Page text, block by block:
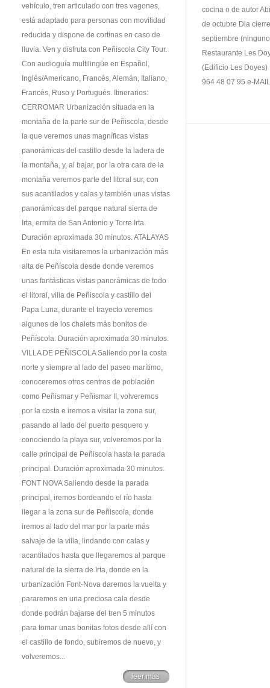
vehículo, tren articulado con tres vagones,
está adaptado para personas con movilidad
reducida y dispone de cortinas en caso de
lluvia. Ven y disfruta con Peñiscola City Tour.
Con audioguía multilingüe en Español,
Inglés/Americano, Francés, Alemán, Italiano,
Francés, Ruso y Portugués. Itinerarios:
CERROMAR Urbanización situada en la
montaña de la parte sur de Peñiscola, desde
la que veremos unas magníficas vistas
panorámicas del castillo desde la ladera de
la montaña, y, al bajar, por la otra cara de la
montaña veremos parte del litoral sur, con
sus acantilados y calas y también unas vistas
panorámicas del parque natural sierra de
Irta, ermita de San Antonio y Torre Irta.
Duración aproximada 30 minutos. ATALAYAS
En esta ruta visitaremos la urbanización más
alta de Peñíscola desde donde veremos
unas fantásticas vistas panorámicas de todo
el litoral, villa de Peñiscola y castillo del
Papa Luna, durante el trayecto veremos
algunos de los chalets más bonitos de
Peñíscola. Duración aproximada 30 minutos.
VILLA DE PEÑISCOLA Saliendo por la costa
norte y siempre al lado del paseo marítimo,
conoceremos otros centros de población
como Peñismar y Peñismar II, volveremos
por la costa e iremos a visitar la zona sur,
pasando al lado del puerto pesquero y
conociendo la playa sur, volveremos por la
calle principal de Peñiscola hasta la parada
principal. Duración aproximada 30 minutos.
FONT NOVA Saliendo desde la parada
principal, iremos bordeando el río hasta
llegar a la zona sur de Peñiscola, donde
iremos al lado del mar por la parte más
salvaje de la villa, lindando con calas y
acantilados hasta que llegaremos al parque
natural de la sierra de Irta, donde en la
urbanización Font-Nova daremos la vuelta y
pararemos en una preciosa cala desde
donde podrán bajarse del tren 5 minutos
para tomar unas bonitas fotos desde allí con
el castillo de fondo, subiremos de nuevo, y
volveremos...
leer más
cocina o de autor
de octubre Dia
septiembre
Restaurante Les
(Edificio Les
964 48 07 95 e-